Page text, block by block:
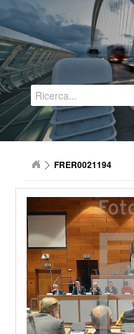
Regione Emilia-Romagna
FRER0021194